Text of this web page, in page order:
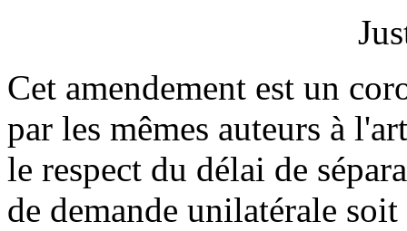
Cet amendement est un
par les mêmes auteurs à
le respect du délai de
de demande unilatérale